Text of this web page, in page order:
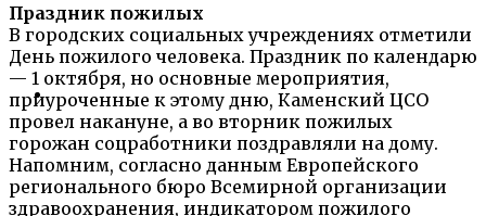
Праздник пожилых
В городских социальных учреждениях отметили
День пожилого человека. Праздник по календарю
— 1 октября, но основные мероприятия,
приуроченные к этому дню, Каменский ЦСО
провел накануне, а во вторник пожилых
горожан соцработники поздравляли на дому.
Напомним, согласно данным Европейского
регионального бюро Всемирной организации
здравоохранения, индикатором пожилого